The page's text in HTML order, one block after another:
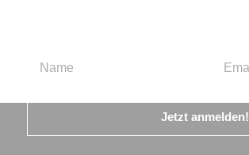
Jetzt anmelden!